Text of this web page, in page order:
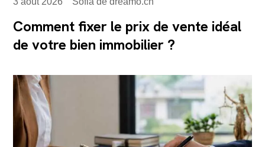
Comment fixer le prix de vente idéal
de votre bien immobilier ?